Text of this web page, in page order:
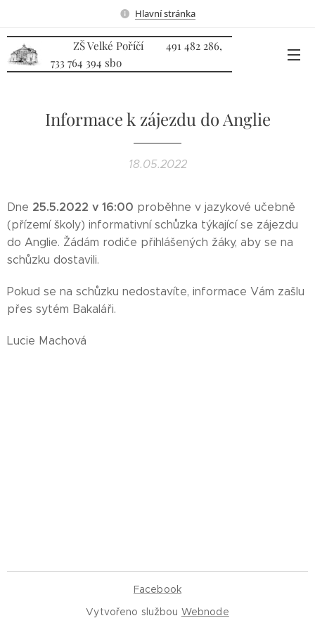
Hlavní stránka
ZŠ Velké Poříčí 491 482 286,
733 764 394 sbo
Informace k zájezdu do Anglie
18.05.2022
Dne 25.5.2022 v 16:00 proběhne v jazykové učebně
(přízemí školy) informativní schůzka týkající se zájezdu
do Anglie. Žádám rodiče přihlášených žáky, aby se na
schůzku dostavili.
Pokud se na schůzku nedostavíte, informace Vám zašlu
přes sytém Bakaláři.
Lucie Machová
Facebook
Vytvořeno službou Webnode